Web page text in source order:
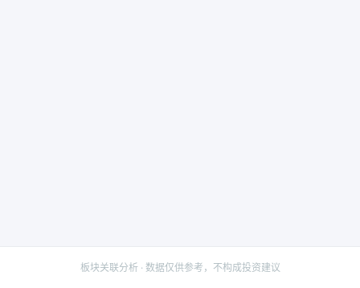
板块关联分析 · 数据仅供参考，不构成投资建议